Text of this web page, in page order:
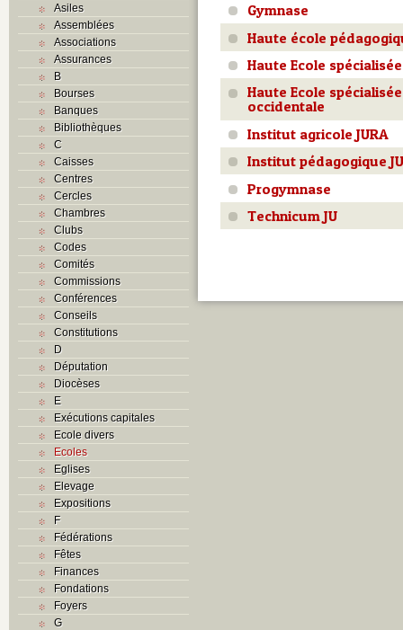
Asiles
Assemblées
Associations
Assurances
B
Bourses
Banques
Bibliothèques
C
Caisses
Centres
Cercles
Chambres
Clubs
Codes
Comités
Commissions
Conférences
Conseils
Constitutions
D
Députation
Diocèses
E
Exécutions capitales
Ecole divers
Ecoles
Eglises
Elevage
Expositions
F
Fédérations
Fêtes
Finances
Fondations
Foyers
G
Gymnase
Haute école
Haute Ecole spécialisée
Haute Ecole
occidentale
Institut agricole JURA
Institut pédagogique JU
Progymnase
Technicum JU